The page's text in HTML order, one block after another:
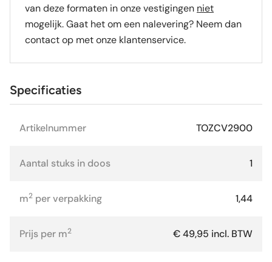
van deze formaten in onze vestigingen niet
mogelijk. Gaat het om een nalevering? Neem dan
contact op met onze klantenservice.
Specificaties
Artikelnummer TOZCV2900
Aantal stuks in doos 1
m2 per verpakking 1,44
Prijs per m2 € 49,95 incl. BTW